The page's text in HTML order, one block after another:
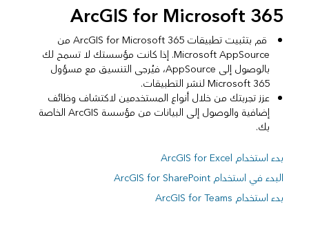
ArcGIS for Microsoft 365
قم بتثبيت تطبيقات ArcGIS for Microsoft 365 من
Microsoft AppSource. إذا كانت مؤسستك لا تسمح لك
بالوصول إلى AppSource، فيُرجى التنسيق مع مسؤول
Microsoft 365 لنشر التطبيقات.
عزز تجربتك من خلال أنواع المستخدمين لاكتشاف وظائف
إضافية والوصول إلى البيانات من مؤسسة ArcGIS الخاصة
بك.
بدء استخدام ArcGIS for Excel
البدء في استخدام ArcGIS for SharePoint
بدء استخدام ArcGIS for Teams